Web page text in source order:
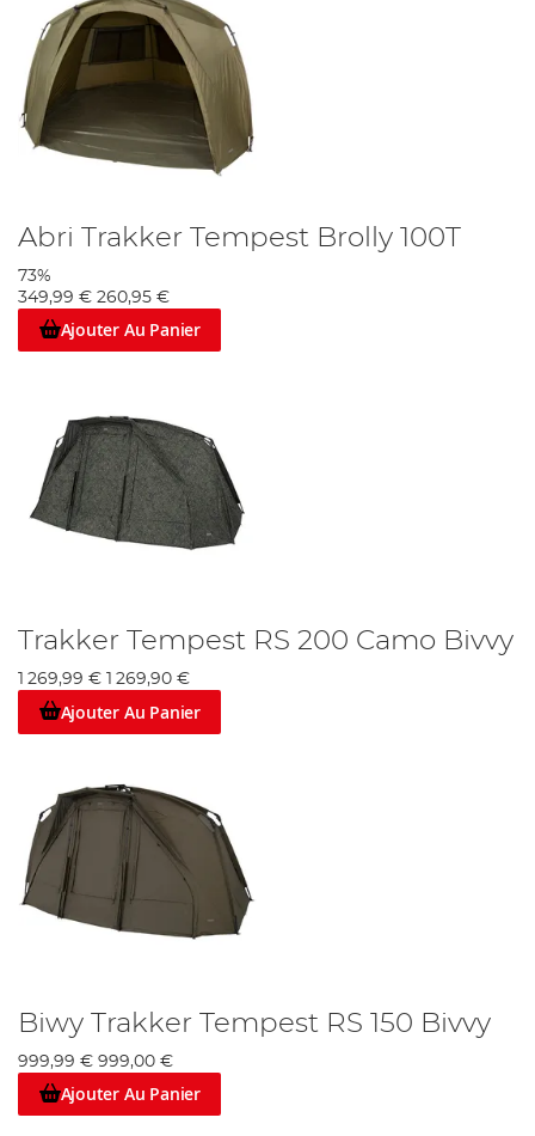
Abri Trakker Tempest Brolly 100T
73%
349,99 € 260,95 €
Ajouter Au Panier
Trakker Tempest RS 200 Camo Bivvy
1 269,99 € 1 269,90 €
Ajouter Au Panier
Biwy Trakker Tempest RS 150 Bivvy
999,99 € 999,00 €
Ajouter Au Panier